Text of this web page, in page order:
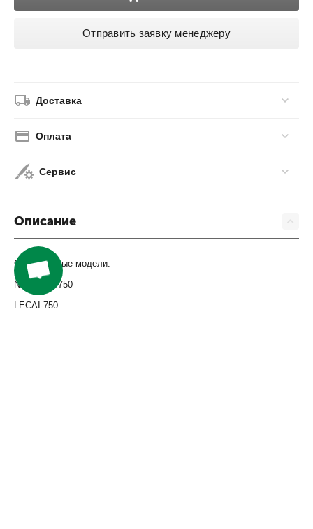
Отправить заявку менеджеру
Доставка
Оплата
Сервис
Описание
Совместимые модели:
NOVAJET-750
LECAI-750